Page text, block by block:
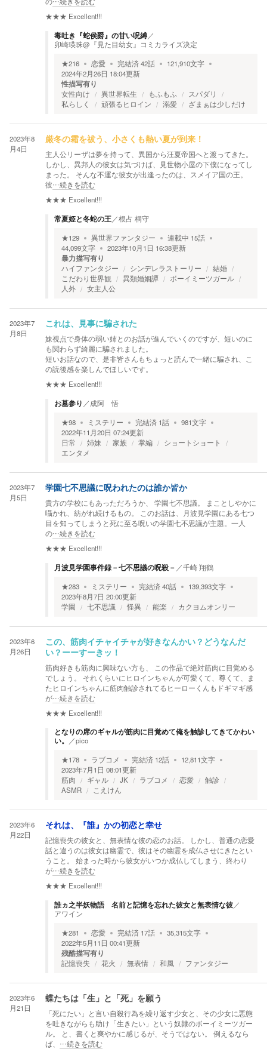
★★★ Excellent!!!
毒吐き『蛇侯爵』の甘い呪縛／
卯崎瑛珠@『見た目幼女』コミカライズ決定
★216 恋愛 完結済42話 121,910文字
2024年2月26日 18:04更新
性描写有り
女性向け 異世界転生 もふもふ
スパダリ
私らしく
頑張るヒロイン 溺愛 ざまぁは少しだけ
2023年8
月4日
厳冬の霜を祓う、小さくも熱い夏が到来！
主人公リーザは夢を持って、異国から汪夏帝国へと渡ってきた。
しかし、異邦人の彼女は気づけば、見世物小屋の下僕になってし
まった。 そんな不運な彼女が出逢ったのは、スメイア国の王。
彼…続きを読む
★★★ Excellent!!!
常夏姫と冬蛇の王／根占 桐守
★129 異世界ファンタジー 連載中 15話
44,099文字 2023年10月1日 16:38更新
暴力描写有り
ハイファンタジー シンデレラストーリー
結婚
こだわり世界観
異類婚姻譚
ボーイミーツガール
人外
女主人公
2023年7
月8日
これは、見事に騙された
妹視点で身体の弱い姉とのお話が進んでいくのですが、短いのに
も関わらず綺麗に騙されました。
短いお話なので、是非皆さんもちょっと読んで一緒に騙され、こ
の読後感を楽しんでほしいです。
★★★ Excellent!!!
お墓参り ／成阿 悟
★98 ミステリー 完結済 1話 981文字
2022年11月20日 07:24更新
日常
姉妹 家族 掌編
ショートショート
エンタメ
2023年7
月5日
学園七不思議に呪われたのは誰か皆か
貴方の学校にもあっただろうか、 学園七不思議。 まことしやかに
囁かれ、紡がれ続けるもの。 このお話は、月波見学園にある七つ
目を知ってしまうと死に至る呪いの学園七不思議が主題。一人
の…続きを読む
★★★ Excellent!!!
月波見学園事件録－七不思議の呪殺－ ／千崎 翔鶴
★283 ミステリー 完結済40話 139,393文字
2023年8月7日 20:00更新
学園
七不思議 怪異 能楽 カクヨムオンリー
2023年6
月26日
この、筋肉イチャイチャが好きなんかい？どうなんだ
い？ーーすーきッ！
筋肉好きも筋肉に興味ない方も、 この作品で絶対筋肉に目覚める
でしょう。 それくらいにヒロインちゃんが可愛くて、尊くて、ま
たヒロインちゃんに筋肉触診されてるヒーローくんもドギマギ感
が…続きを読む
★★★ Excellent!!!
となりの席のギャルが筋肉に目覚めて俺を触診してきてかわい
い。
／pico
★178 ラブコメ 完結済 12話 12,811文字
2023年7月1日 08:01更新
筋肉
ギャル JK ラブコメ 恋愛
触診
ASMR
こえけん
2023年6
月22日
それは、『誰』かの初恋と幸せ
記憶喪失の彼女と、無表情な彼の恋のお話。 しかし、普通の恋愛
話と違うのは彼女は幽霊で、彼はその幽霊を成仏させにきたとい
うこと。 始まった時から彼女がいつか成仏してしまう、終わり
が…続きを読む
★★★ Excellent!!!
誰ヵ之半妖物語 名前と記憶を忘れた彼女と無表情な彼／
アワイン
★281 恋愛 完結済 17話 35,315文字
2022年5月11日 00:41更新
残酷描写有り
記憶喪失 花火 無表情 和風 ファンタジー
2023年6
月21日
蝶たちは「生」と「死」を願う
「死にたい」と言い自殺行為を繰り返す少女と、その少女に悪態
を吐きながらも助け「生きたい」という奴隷のボーイミーツガー
ル。 と、書くと爽やかに感じるが、そうではない。 例えるなら
ば、 …続きを読む